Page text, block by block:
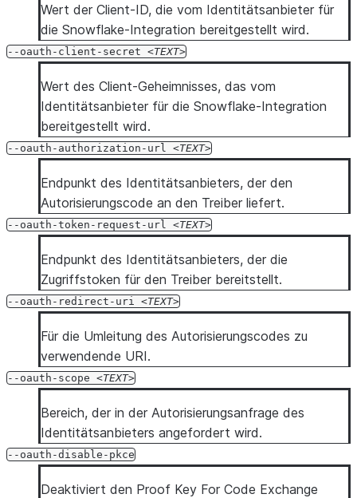
Wert der Client-ID, die vom Identitätsanbieter für
die Snowflake-Integration bereitgestellt wird.
--oauth-client-secret TEXT
Wert des Client-Geheimnisses, das vom
Identitätsanbieter für die Snowflake-Integration
bereitgestellt wird.
--oauth-authorization-url TEXT
Endpunkt des Identitätsanbieters, der den
Autorisierungscode an den Treiber liefert.
--oauth-token-request-url TEXT
Endpunkt des Identitätsanbieters, der die
Zugriffstoken für den Treiber bereitstellt.
--oauth-redirect-uri TEXT
Für die Umleitung des Autorisierungscodes zu
verwendende URI.
--oauth-scope TEXT
Bereich, der in der Autorisierungsanfrage des
Identitätsanbieters angefordert wird.
--oauth-disable-pkce
Deaktiviert den Proof Key For Code Exchange